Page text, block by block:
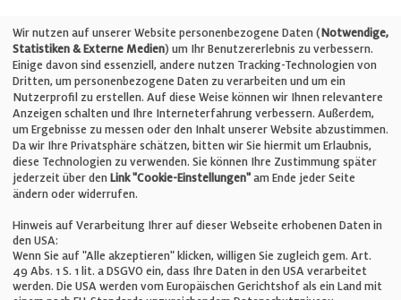
Telefon: +49 (0)711 2585563-0
E-Mail:info@bauelemente-bau.eu
Unternehmen
Impressum
Cookie-Einstellungen
Wir nutzen auf unserer Website personenbezogene Daten (Notwendige,
Statistiken & Externe Medien) um Ihr Benutzererlebnis zu verbessern.
Einige davon sind essenziell, andere nutzen Tracking-Technologien von
Dritten, um personenbezogene Daten zu verarbeiten und um ein
Nutzerprofil zu erstellen. Auf diese Weise können wir Ihnen relevantere
Anzeigen schalten und Ihre Interneterfahrung verbessern. Außerdem,
um Ergebnisse zu messen oder den Inhalt unserer Website abzustimmen.
Da wir Ihre Privatsphäre schätzen, bitten wir Sie hiermit um Erlaubnis,
diese Technologien zu verwenden. Sie können Ihre Zustimmung später
jederzeit über den Link "Cookie-Einstellungen" am Ende jeder Seite
ändern oder widerrufen.
Hinweis auf Verarbeitung Ihrer auf dieser Webseite erhobenen Daten in
den USA:
Wenn Sie auf "Alle akzeptieren" klicken, willigen Sie zugleich gem. Art.
49 Abs. 1 S. 1 lit. a DSGVO ein, dass Ihre Daten in den USA verarbeitet
werden. Die USA werden vom Europäischen Gerichtshof als ein Land mit